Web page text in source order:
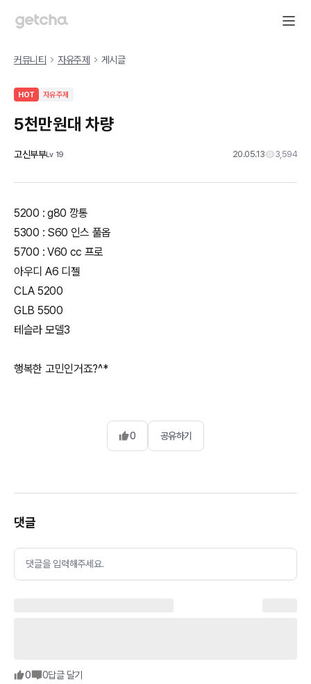
커뮤니티 자유주제 게시글
HOT 자유주제
5천만원대 차량
고신부부Lv 19 20.05.13 3,594
5200 : g80 깡통
5300 : S60 인스 풀옵
5700 : V60 cc 프로
아우디 A6 디젤
CLA 5200
GLB 5500
테슬라 모델3
행복한 고민인거죠?^*
0 공유하기
댓글
댓글을 입력해주세요.
0 0답글 달기